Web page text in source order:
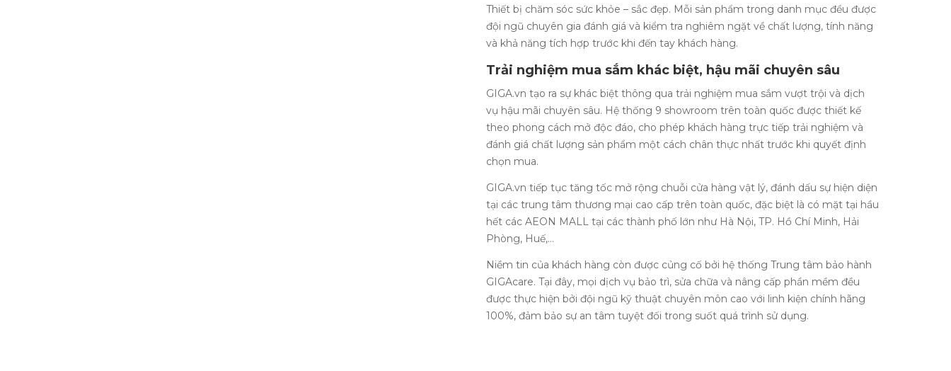
Thiết bị chăm sóc sức khỏe – sắc đẹp. Mỗi sản phẩm trong danh mục đều được
đội ngũ chuyên gia đánh giá và kiểm tra nghiêm ngặt về chất lượng, tính năng
và khả năng tích hợp trước khi đến tay khách hàng.
Trải nghiệm mua sắm khác biệt, hậu mãi chuyên sâu
GIGA.vn tạo ra sự khác biệt thông qua trải nghiệm mua sắm vượt trội và dịch
vụ hậu mãi chuyên sâu. Hệ thống 9 showroom trên toàn quốc được thiết kế
theo phong cách mở độc đáo, cho phép khách hàng trực tiếp trải nghiệm và
đánh giá chất lượng sản phẩm một cách chân thực nhất trước khi quyết định
chọn mua.
GIGA.vn tiếp tục tăng tốc mở rộng chuỗi cửa hàng vật lý, đánh dấu sự hiện diện
tại các trung tâm thương mại cao cấp trên toàn quốc, đặc biệt là có mặt tại hầu
hết các AEON MALL tại các thành phố lớn như Hà Nội, TP. Hồ Chí Minh, Hải
Phòng, Huế,…
Niềm tin của khách hàng còn được củng cố bởi hệ thống Trung tâm bảo hành
GIGAcare. Tại đây, mọi dịch vụ bảo trì, sửa chữa và nâng cấp phần mềm đều
được thực hiện bởi đội ngũ kỹ thuật chuyên môn cao với linh kiện chính hãng
100%, đảm bảo sự an tâm tuyệt đối trong suốt quá trình sử dụng.